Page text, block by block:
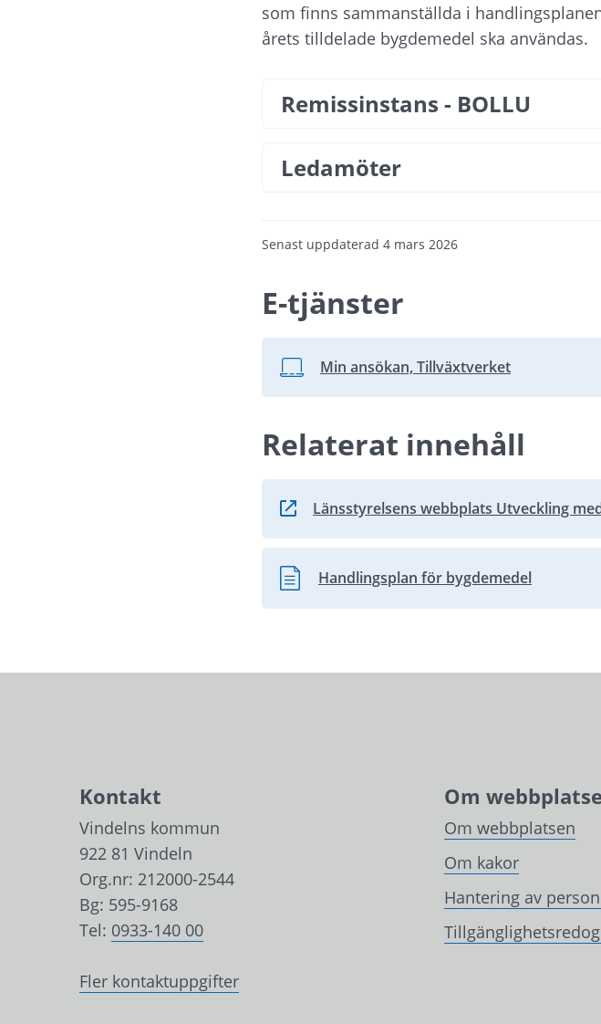
som finns sammanställda i
årets tilldelade bygdemedel ska användas.
Remissinstans - BOLLU
Ledamöter
Senast uppdaterad 4 mars 2026
E-tjänster
Min ansökan, Tillväxtverket
Länk till annan webbplats.
Relaterat innehåll
Länsstyrelsens webbplats Utveckling
Länk till annan webbplats.
Handlingsplan för bygdemedel
Pdf, 992.8 kB.
Kontakt
Vindelns kommun
922 81 Vindeln
Org.nr: 212000-2544
Bg: 595-9168
Tel: 0933-140 00
Fler kontaktuppgifter
Om
Om webbplatsen
Om kakor
Hantering av